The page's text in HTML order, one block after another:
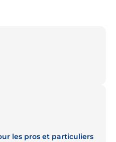
les pros et particuliers